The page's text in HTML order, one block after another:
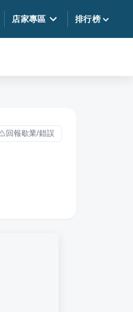
店家專區 排行榜
回報歇業/錯誤